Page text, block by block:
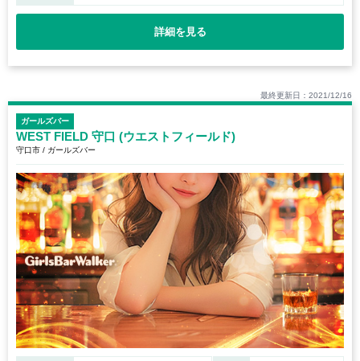
詳細を見る
最終更新日：2021/12/16
ガールズバー
WEST FIELD 守口 (ウエストフィールド)
守口市 / ガールズバー